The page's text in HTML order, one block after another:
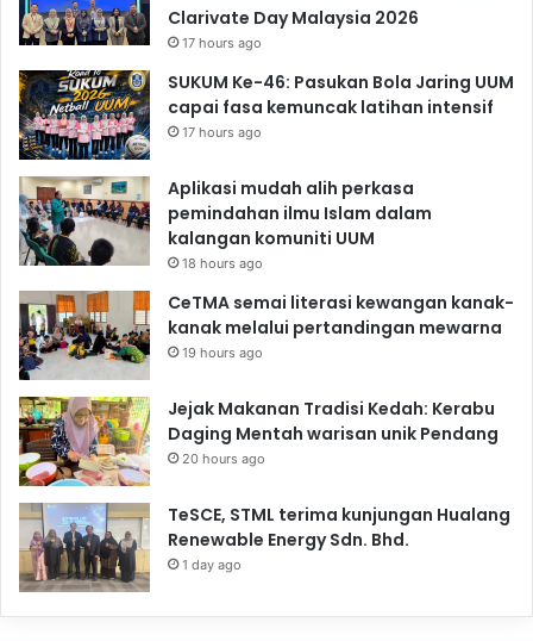
Clarivate Day Malaysia 2026
17 hours ago
SUKUM Ke-46: Pasukan Bola Jaring UUM
capai fasa kemuncak latihan intensif
17 hours ago
Aplikasi mudah alih perkasa
pemindahan ilmu Islam dalam
kalangan komuniti UUM
18 hours ago
CeTMA semai literasi kewangan kanak-
kanak melalui pertandingan mewarna
19 hours ago
Jejak Makanan Tradisi Kedah: Kerabu
Daging Mentah warisan unik Pendang
20 hours ago
TeSCE, STML terima kunjungan Hualang
Renewable Energy Sdn. Bhd.
1 day ago